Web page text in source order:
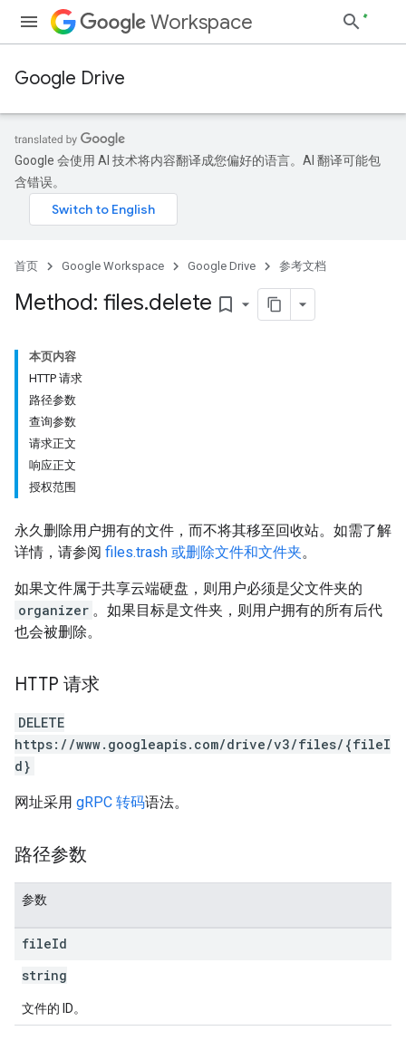
Workspace
Google Drive
Google 会使用 AI 技术将内容翻译成您偏好的语言。AI 翻译可能包
含错误。
首页 Google Workspace Google Drive 参考文档
Method: files.delete bookmark_border
本页内容
HTTP 请求
路径参数
查询参数
请求正文
响应正文
授权范围
永久删除用户拥有的文件，而不将其移至回收站。如需了解
详情，请参阅 files.trash 或删除文件和文件夹。
如果文件属于共享云端硬盘，则用户必须是父文件夹的
organizer 。如果目标是文件夹，则用户拥有的所有后代
也会被删除。
HTTP 请求
DELETE
https://www.googleapis.com/drive/v3/files/{fileI
d}
网址采用 gRPC 转码语法。
路径参数
参数
fileId
string
文件的 ID。